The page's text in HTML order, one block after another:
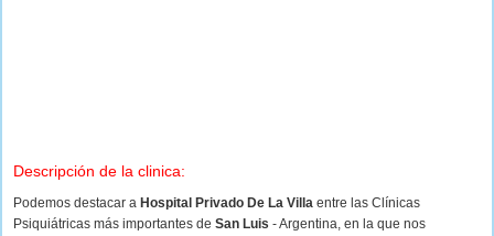
Descripción de la clinica:
Podemos destacar a Hospital Privado De La Villa entre las Clínicas
Psiquiátricas más importantes de San Luis - Argentina, en la que nos